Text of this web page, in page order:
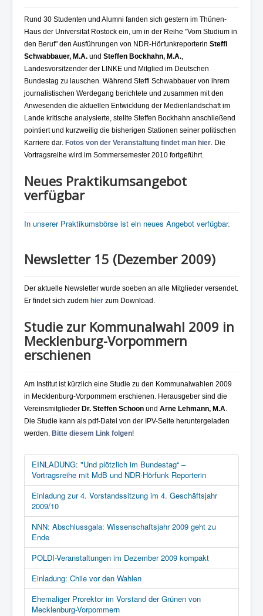
Rund 30 Studenten und Alumni fanden sich gestern im Thünen-
Haus der Universität Rostock ein, um in der Reihe "Vom Studium in
den Beruf" den Ausführungen von NDR-Hörfunkreporterin Steffi
Schwabbauer, M.A. und Steffen Bockhahn, M.A.,
Landesvorsitzender der LINKE und Mitglied im Deutschen
Bundestag zu lauschen. Während Steffi Schwabbauer von ihrem
journalistischen Werdegang berichtete und zusammen mit den
Anwesenden die aktuellen Entwicklung der Medienlandschaft im
Lande kritische analysierte, stellte Steffen Bockhahn anschließend
pointiert und kurzweilig die bisherigen Stationen seiner politischen
Karriere dar. Fotos von der Veranstaltung findet man hier. Die
Vortragsreihe wird im Sommersemester 2010 fortgeführt.
Neues Praktikumsangebot
verfügbar
In unserer Praktikumsbörse ist ein neues Angebot verfügbar.
Newsletter 15 (Dezember 2009)
Der aktuelle Newsletter wurde soeben an alle Mitglieder versendet.
Er findet sich zudem hier zum Download.
Studie zur Kommunalwahl 2009 in
Mecklenburg-Vorpommern
erschienen
Am Institut ist kürzlich eine Studie zu den Kommunalwahlen 2009
in Mecklenburg-Vorpommern erschienen. Herausgeber sind die
Vereinsmitglieder Dr. Steffen Schoon und Arne Lehmann, M.A.
Die Studie kann als pdf-Datei von der IPV-Seite heruntergeladen
werden. Bitte diesem Link folgen!
EINLADUNG: "Und plötzlich im Bundestag“ –
Vortragsreihe mit MdB und NDR-Hörfunk Reporterin
Einladung zur 4. Vorstandssitzung im 4. Geschäftsjahr
2009/10
NNN: Abschlussgala: Wissenschaftsjahr 2009 geht zu
Ende
POLDI-Veranstaltungen im Dezember 2009 kompakt
Einladung: Chile vor den Wahlen
Ehemaliger Prorektor im Vorstand der Grünen von
Mecklenburg-Vorpommern